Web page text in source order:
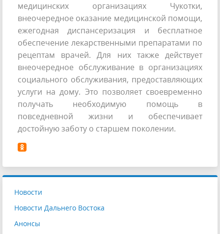
медицинских организациях Чукотки,
внеочередное оказание медицинской помощи,
ежегодная диспансеризация и бесплатное
обеспечение лекарственными препаратами по
рецептам врачей. Для них также действует
внеочередное обслуживание в организациях
социального обслуживания, предоставляющих
услуги на дому. Это позволяет своевременно
получать необходимую помощь в
повседневной жизни и обеспечивает
достойную заботу о старшем поколении.
Новости
Новости Дальнего Востока
Анонсы